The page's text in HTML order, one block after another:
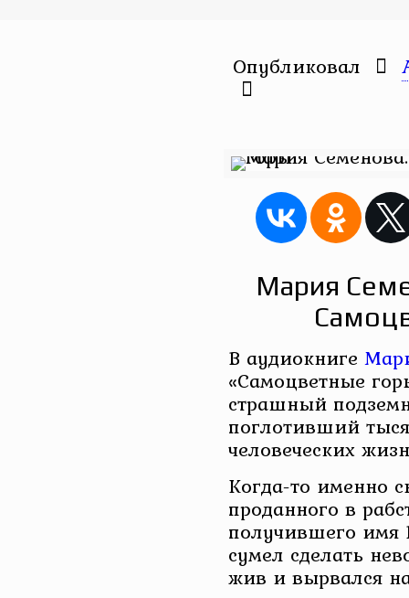
Опубликовал
Мария
В аудиокниге
«Самоцветные
страшный
поглотивший
человеческих
Когда-то именно
проданного в
получившего имя
сумел сделать
жив и вырвался